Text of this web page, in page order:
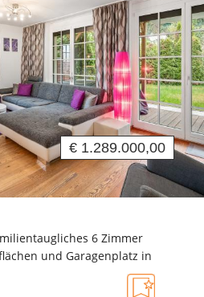
€ 1.289.000,00
6 Zimmer
und Garagenplatz in